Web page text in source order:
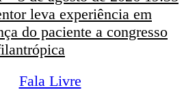
leva experiência em
do paciente a congresso